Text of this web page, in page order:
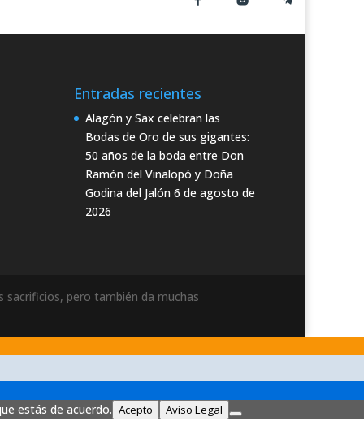
Entradas recientes
Alagón y Sax celebran las
Bodas de Oro de sus gigantes:
50 años de la boda entre Don
Ramón del Vinalopó y Doña
Godina del Jalón 6 de agosto de
2026
sacrificios, pero también da muchas
estás de acuerdo. Acepto Aviso Legal